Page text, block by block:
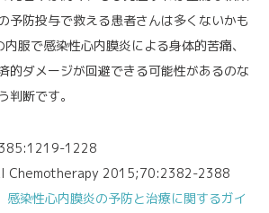
予防投与で救える患者さんは多くないかも
服で感染性心内膜炎による身体的苦痛、
的ダメージが回避できる可能性があるのな
判断です。
385:1219-1228
Chemotherapy 2015;70:2382-2388
染性心内膜炎の予防と治療に関するガイ